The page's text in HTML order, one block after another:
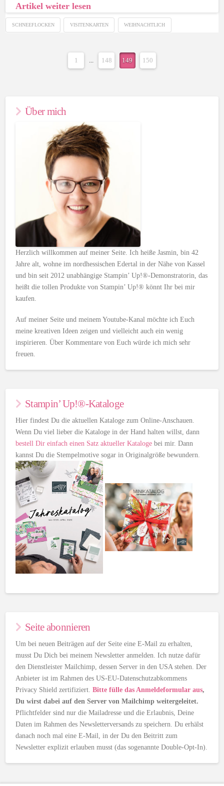
Artikel weiter lesen
SCHNEEFLOCKEN VISITENKARTEN WEIHNACHTLICH
1 148 149 150
Über mich
Herzlich willkommen auf meiner Seite. Ich heiße Jasmin, bin 42
Jahre alt, wohne im nordhessischen Edertal in der Nähe von Kassel
und bin seit 2012 unabhängige Stampin’ Up!®-Demonstratorin, das
heißt die tollen Produkte von Stampin’ Up!® könnt Ihr bei mir
kaufen.
Auf meiner Seite und meinem Youtube-Kanal möchte ich Euch
meine kreativen Ideen zeigen und vielleicht auch ein wenig
inspirieren. Über Kommentare von Euch würde ich mich sehr
freuen.
Stampin’ Up!®-Kataloge
Hier findest Du die aktuellen Kataloge zum Online-Anschauen.
Wenn Du viel lieber die Kataloge in der Hand halten willst, dann
bestell Dir einfach einen Satz aktueller Kataloge bei mir. Dann
kannst Du die Stempelmotive sogar in Originalgröße bewundern.
Seite abonnieren
Um bei neuen Beiträgen auf der Seite eine E-Mail zu erhalten,
musst Du Dich bei meinem Newsletter anmelden. Ich nutze dafür
den Dienstleister Mailchimp, dessen Server in den USA stehen. Der
Anbieter ist im Rahmen des US-EU-Datenschutzabkommens
Privacy Shield zertifiziert.Bitte fülle das Anmeldeformular aus,
Du wirst dabei auf den Server von Mailchimp weitergeleitet.
Pflichtfelder sind nur die Mailadresse und die Erlaubnis, Deine
Daten im Rahmen des Newsletterversands zu speichern. Du erhälst
danach noch mal eine E-Mail, in der Du den Beitritt zum
Newsletter explizit erlauben musst (das sogenannte Double-Opt-In).